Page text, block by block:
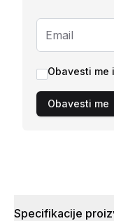
Obavesti me
Obavesti me
Specifikacije